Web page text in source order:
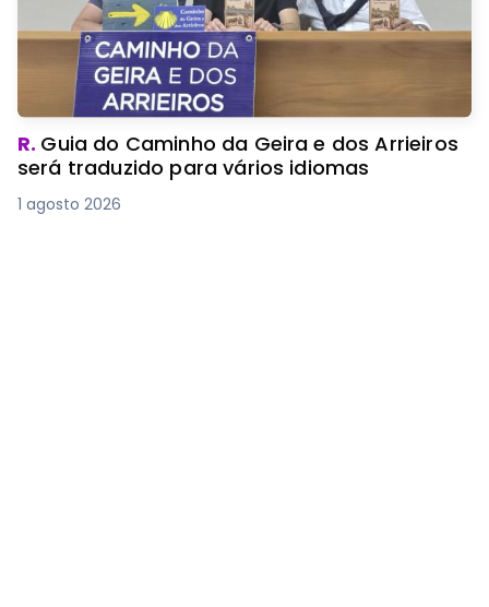
R. Guia do Caminho da Geira e dos Arrieiros
será traduzido para vários idiomas
1 agosto 2026